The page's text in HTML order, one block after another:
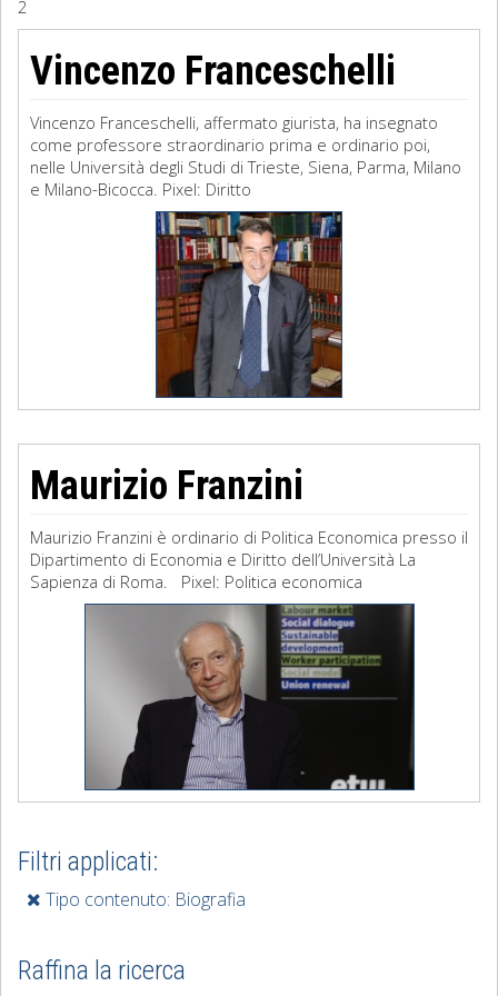
Filosofia
Storia
Matematica
2
Vincenzo Franceschelli
Vincenzo Franceschelli, affermato giurista, ha insegnato
come professore straordinario prima e ordinario poi,
nelle Università degli Studi di Trieste, Siena, Parma, Milano
e Milano-Bicocca. Pixel: Diritto
Maurizio Franzini
Maurizio Franzini è ordinario di Politica Economica presso il
Dipartimento di Economia e Diritto dell’Università La
Sapienza di Roma. Pixel: Politica economica
Filtri applicati:
Tipo contenuto: Biografia
Raffina la ricerca